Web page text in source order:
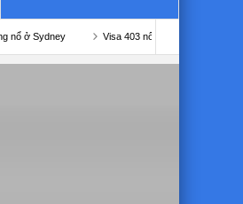
Visa 403 nông nghiệp Úc